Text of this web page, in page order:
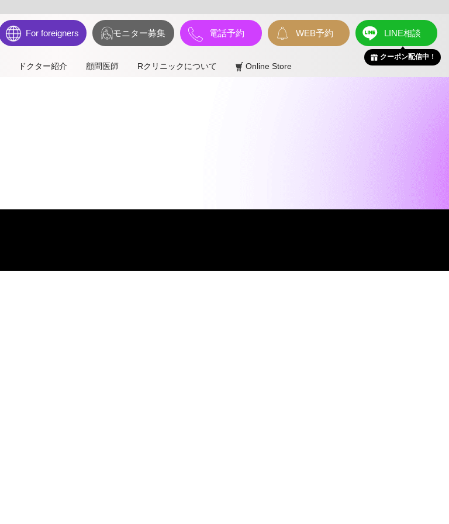
For foreigners モニター募集 電話予約 WEB予約 LINE相談
クーポン配信中！
ドクター紹介 顧問医師 Rクリニックについて Online Store